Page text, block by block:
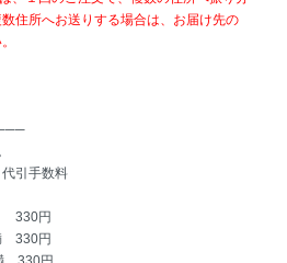
住所へお送りする場合は、お届け先の
引手数料
円
330円